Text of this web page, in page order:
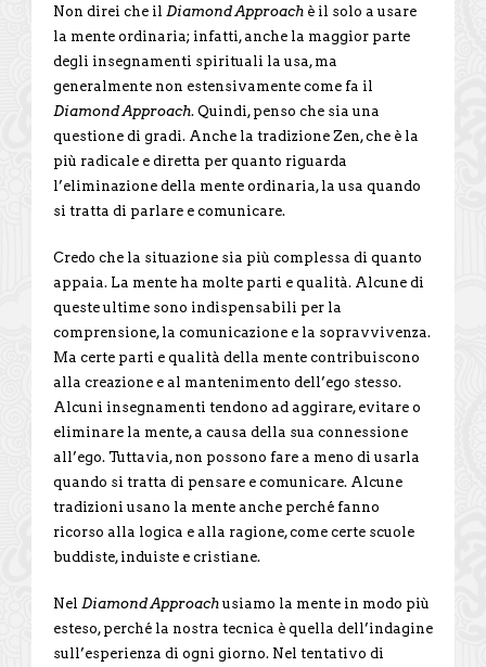
Non direi che il Diamond Approach è il solo a usare
la mente ordinaria; infatti, anche la maggior parte
degli insegnamenti spirituali la usa, ma
generalmente non estensivamente come fa il
Diamond Approach. Quindi, penso che sia una
questione di gradi. Anche la tradizione Zen, che è la
più radicale e diretta per quanto riguarda
l’eliminazione della mente ordinaria, la usa quando
si tratta di parlare e comunicare.
Credo che la situazione sia più complessa di quanto
appaia. La mente ha molte parti e qualità. Alcune di
queste ultime sono indispensabili per la
comprensione, la comunicazione e la sopravvivenza.
Ma certe parti e qualità della mente contribuiscono
alla creazione e al mantenimento dell’ego stesso.
Alcuni insegnamenti tendono ad aggirare, evitare o
eliminare la mente, a causa della sua connessione
all’ego. Tuttavia, non possono fare a meno di usarla
quando si tratta di pensare e comunicare. Alcune
tradizioni usano la mente anche perché fanno
ricorso alla logica e alla ragione, come certe scuole
buddiste, induiste e cristiane.
Nel Diamond Approachusiamo la mente in modo più
esteso, perché la nostra tecnica è quella dell’indagine
sull’esperienza di ogni giorno. Nel tentativo di